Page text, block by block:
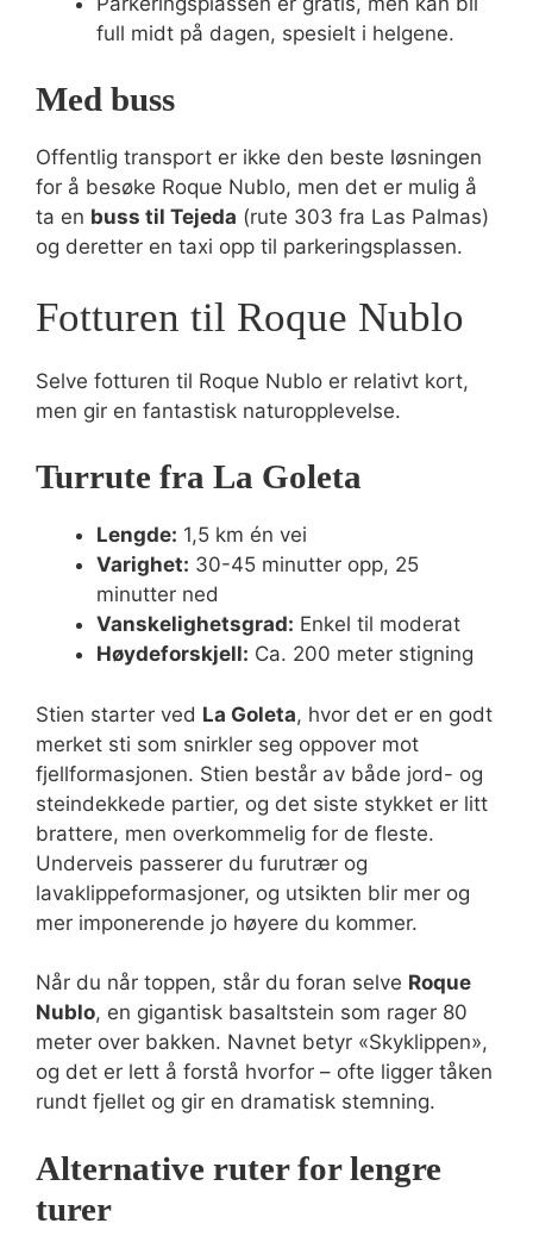
full midt på dagen, spesielt i helgene.
Med buss
Offentlig transport er ikke den beste løsningen
for å besøke Roque Nublo, men det er mulig å
ta en buss til Tejeda (rute 303 fra Las Palmas)
og deretter en taxi opp til parkeringsplassen.
Fotturen til Roque Nublo
Selve fotturen til Roque Nublo er relativt kort,
men gir en fantastisk naturopplevelse.
Turrute fra La Goleta
Lengde: 1,5 km én vei
Varighet: 30-45 minutter opp, 25
minutter ned
Vanskelighetsgrad: Enkel til moderat
Høydeforskjell: Ca. 200 meter stigning
Stien starter ved La Goleta, hvor det er en godt
merket sti som snirkler seg oppover mot
fjellformasjonen. Stien består av både jord- og
steindekkede partier, og det siste stykket er litt
brattere, men overkommelig for de fleste.
Underveis passerer du furutrær og
lavaklippeformasjoner, og utsikten blir mer og
mer imponerende jo høyere du kommer.
Når du når toppen, står du foran selve Roque
Nublo, en gigantisk basaltstein som rager 80
meter over bakken. Navnet betyr «Skyklippen»,
og det er lett å forstå hvorfor – ofte ligger tåken
rundt fjellet og gir en dramatisk stemning.
Alternative ruter for lengre
turer